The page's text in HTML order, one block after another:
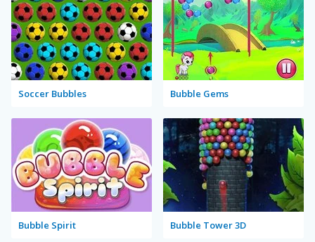
Soccer Bubbles Bubble Gems
Bubble Spirit Bubble Tower 3D